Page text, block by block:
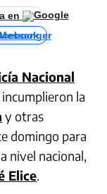
en
Nacional
la
y otras
domingo para
a nivel nacional,
Elice.